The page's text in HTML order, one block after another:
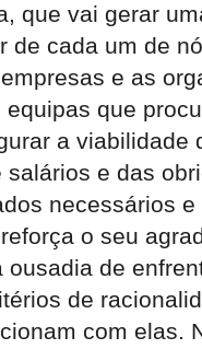
que vai gerar
de cada um de
e as
que
a
e das
necessários
o seu
de
de
com elas.